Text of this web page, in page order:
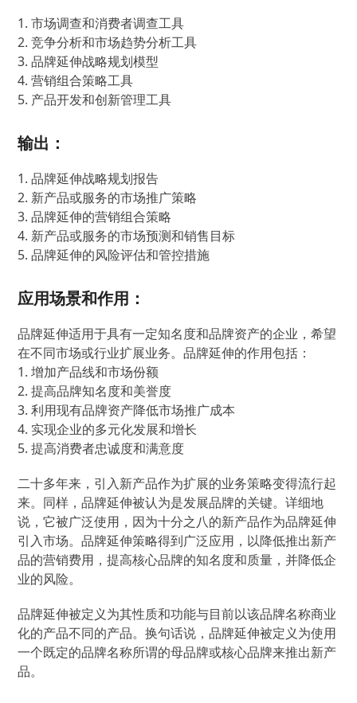
1. 市场调查和消费者调查工具
2. 竞争分析和市场趋势分析工具
3. 品牌延伸战略规划模型
4. 营销组合策略工具
5. 产品开发和创新管理工具
输出：
1. 品牌延伸战略规划报告
2. 新产品或服务的市场推广策略
3. 品牌延伸的营销组合策略
4. 新产品或服务的市场预测和销售目标
5. 品牌延伸的风险评估和管控措施
应用场景和作用：
品牌延伸适用于具有一定知名度和品牌资产的企业，希望
在不同市场或行业扩展业务。品牌延伸的作用包括：
1. 增加产品线和市场份额
2. 提高品牌知名度和美誉度
3. 利用现有品牌资产降低市场推广成本
4. 实现企业的多元化发展和增长
5. 提高消费者忠诚度和满意度
二十多年来，引入新产品作为扩展的业务策略变得流行起
来。同样，品牌延伸被认为是发展品牌的关键。详细地
说，它被广泛使用，因为十分之八的新产品作为品牌延伸
引入市场。品牌延伸策略得到广泛应用，以降低推出新产
品的营销费用，提高核心品牌的知名度和质量，并降低企
业的风险。
品牌延伸被定义为其性质和功能与目前以该品牌名称商业
化的产品不同的产品。换句话说，品牌延伸被定义为使用
一个既定的品牌名称所谓的母品牌或核心品牌来推出新产
品。